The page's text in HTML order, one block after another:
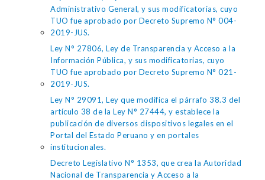
Administrativo General, y sus modificatorias, cuyo
TUO fue aprobado por Decreto Supremo N° 004-
2019-JUS.
Ley N° 27806, Ley de Transparencia y Acceso a la
Información Pública, y sus modificatorias, cuyo
TUO fue aprobado por Decreto Supremo N° 021-
2019-JUS.
Ley N° 29091, Ley que modifica el párrafo 38.3 del
artículo 38 de la Ley N° 27444, y establece la
publicación de diversos dispositivos legales en el
Portal del Estado Peruano y en portales
institucionales.
Decreto Legislativo N° 1353, que crea la Autoridad
Nacional de Transparencia y Acceso a la